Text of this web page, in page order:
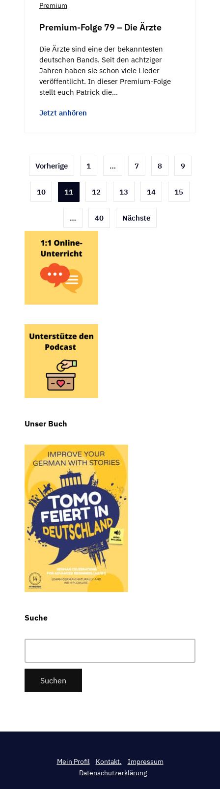
Premium
Premium-Folge 79 – Die Ärzte
Die Ärzte sind eine der bekanntesten
deutschen Bands. Seit den achtziger
Jahren haben sie schon viele Lieder
veröffentlicht. In dieser Premium-Folge
stellt euch Patrick die…
Jetzt anhören
Seitennummerierung
der
Beiträge
Vorherige 1 … 7 8 9
10 11 12 13 14 15
… 40 Nächste
Unser Buch
Suche
Mein Profil Kontakt.
Impressum
Datenschutzerklärung